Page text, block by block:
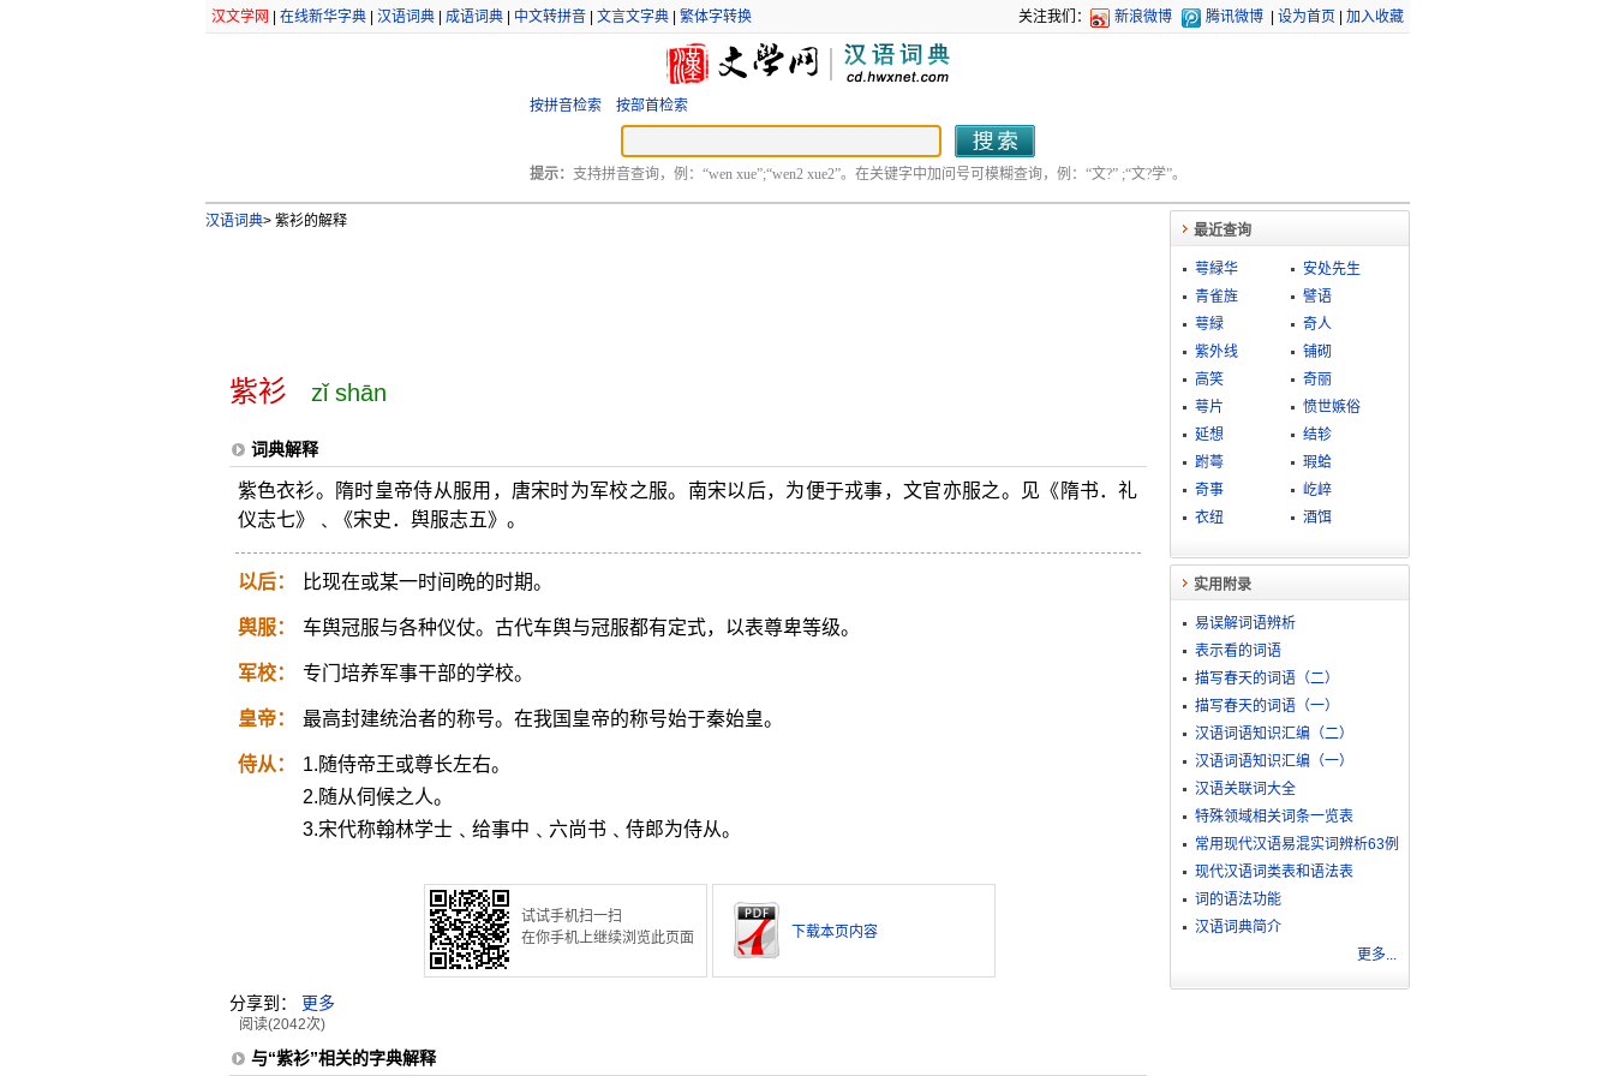
汉文学网 在线新华字典| 汉语词典| 成语词典| 中文转拼音| 文言文字典| 繁体字转换 关注我们： 新浪微博 腾讯微博 设为首页 加入收藏
按拼音检索 按部首检索
提示： 支持拼音查询，例：“wen xue”;“wen2 xue2”。在关键字中加问号可模糊查询，例：“文?” ;“文?学”。
汉语词典>紫衫的解释
紫衫 zǐ shān
词典解释
紫色衣衫。隋时皇帝侍从服用，唐宋时为军校之服。南宋以后，为便于戎事，文官亦服之。见《隋书．礼
仪志七》﹑《宋史．舆服志五》。
以后： 比现在或某一时间晩的时期。
舆服： 车舆冠服与各种仪仗。古代车舆与冠服都有定式，以表尊卑等级。
军校： 专门培养军事干部的学校。
皇帝： 最高封建统治者的称号。在我国皇帝的称号始于秦始皇。
侍从：
1.随侍帝王或尊长左右。
2.随从伺候之人。
3.宋代称翰林学士﹑给事中﹑六尚书﹑侍郎为侍从。
试试手机扫一扫
在你手机上继续浏览此页面
下载本页内容
分享到： 更多
阅读(2042次)
与“紫衫”相关的字典解释
最近查询
萼緑华
安处先生
青雀旌
譬语
萼緑
奇人
紫外线
铺砌
高笑
奇丽
萼片
愤世嫉俗
延想
结轸
跗蕚
瑕蛤
奇事
屹崪
衣纽
酒饵
实用附录
易误解词语辨析
表示看的词语
描写春天的词语（二）
描写春天的词语（一）
汉语词语知识汇编（二）
汉语词语知识汇编（一）
汉语关联词大全
特殊领域相关词条一览表
常用现代汉语易混实词辨析63例
现代汉语词类表和语法表
词的语法功能
汉语词典简介
更多...